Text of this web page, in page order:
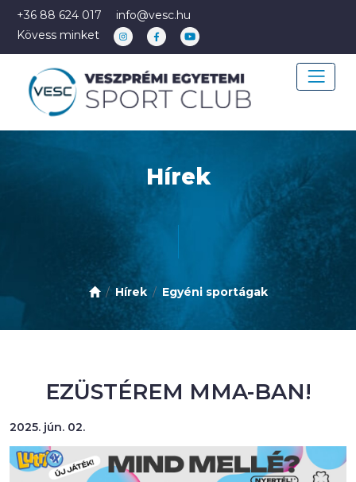
+36 88 624 017
info@vesc.hu
Kövess minket
Hírek
Hírek Egyéni sportágak
EZÜSTÉREM MMA-BAN!
2025. jún. 02.